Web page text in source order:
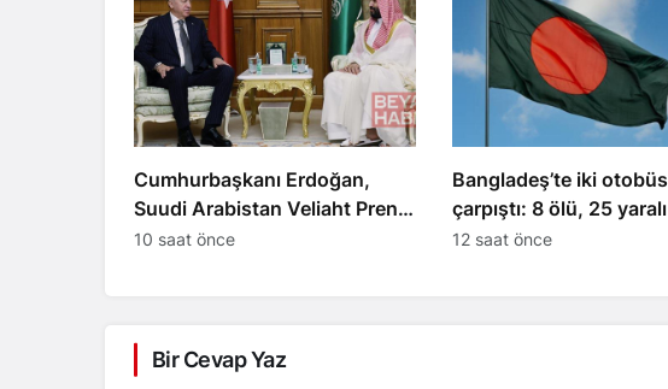
Cumhurbaşkanı Erdoğan,
Suudi Arabistan Veliaht Prensi
ile görüştü
10 saat önce
Bangladeş’te iki otobüs
çarpıştı: 8 ölü, 25 yaralı
12 saat önce
Bir Cevap Yaz